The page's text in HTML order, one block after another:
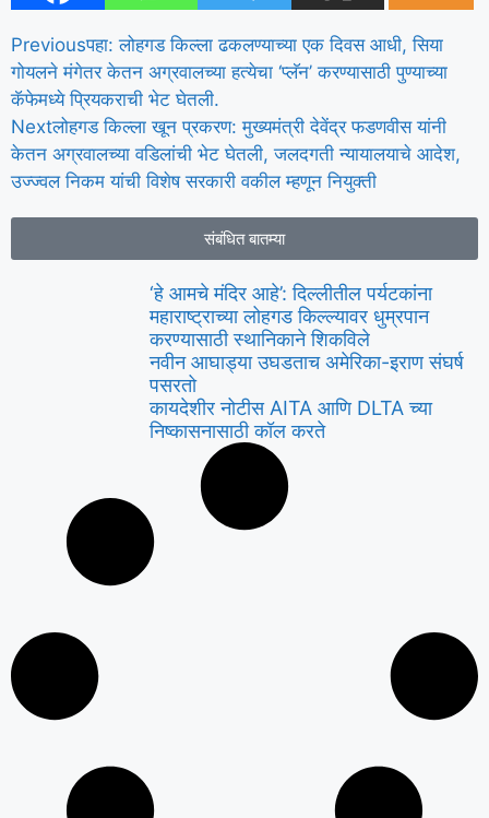
Previousपहा: लोहगड किल्ला ढकलण्याच्या एक दिवस आधी, सिया
गोयलने मंगेतर केतन अग्रवालच्या हत्येचा ‘प्लॅन’ करण्यासाठी पुण्याच्या
कॅफेमध्ये प्रियकराची भेट घेतली.
Nextलोहगड किल्ला खून प्रकरण: मुख्यमंत्री देवेंद्र फडणवीस यांनी
केतन अग्रवालच्या वडिलांची भेट घेतली, जलदगती न्यायालयाचे आदेश,
उज्ज्वल निकम यांची विशेष सरकारी वकील म्हणून नियुक्ती
संबंधित बातम्या
‘हे आमचे मंदिर आहे’: दिल्लीतील पर्यटकांना
महाराष्ट्राच्या लोहगड किल्ल्यावर धुम्रपान
करण्यासाठी स्थानिकाने शिकविले
नवीन आघाड्या उघडताच अमेरिका-इराण संघर्ष
पसरतो
कायदेशीर नोटीस AITA आणि DLTA च्या
निष्कासनासाठी कॉल करते